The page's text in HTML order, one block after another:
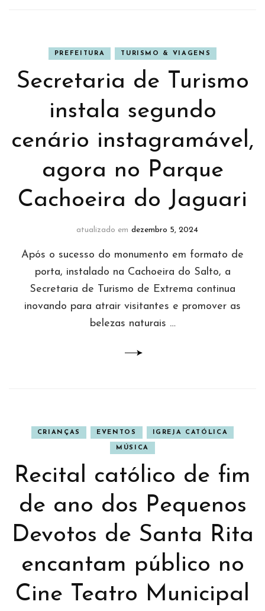
PREFEITURA TURISMO & VIAGENS
Secretaria de Turismo
instala segundo
cenário instagramável,
agora no Parque
Cachoeira do Jaguari
atualizado em dezembro 5, 2024
Após o sucesso do monumento em formato de
porta, instalado na Cachoeira do Salto, a
Secretaria de Turismo de Extrema continua
inovando para atrair visitantes e promover as
belezas naturais …
CRIANÇAS EVENTOS IGREJA CATÓLICA
MÚSICA
Recital católico de fim
de ano dos Pequenos
Devotos de Santa Rita
encantam público no
Cine Teatro Municipal